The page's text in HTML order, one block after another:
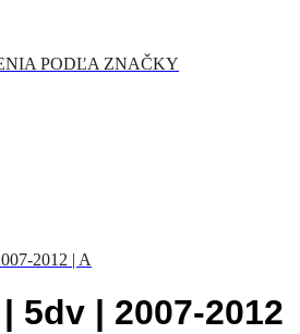
PODĽA ZNAČKY
2012 | A
5dv | 2007-2012